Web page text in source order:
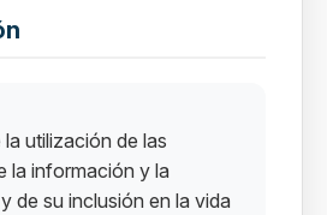
utilización de las
la información y la
de su inclusión en la vida